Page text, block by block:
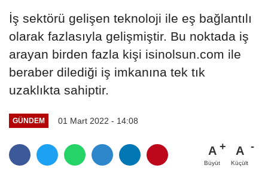
İş sektörü gelişen teknoloji ile eş bağlantılı
olarak fazlasıyla gelişmiştir. Bu noktada iş
arayan birden fazla kişi isinolsun.com ile
beraber dilediği iş imkanına tek tık
uzaklıkta sahiptir.
GÜNDEM 01 Mart 2022 - 14:08
A
Büyüt
A
Küçült